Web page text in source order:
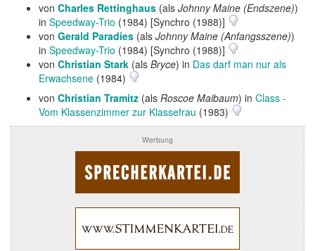
von Charles Rettinghaus (als Johnny Maine (Endszene))
in Speedway-Trio (1984) [Synchro (1988)]
von Gerald Paradies (als Johnny Maine (Anfangsszene))
in Speedway-Trio (1984) [Synchro (1988)]
von Christian Stark (als Bryce) in Das darf man nur als
Erwachsene (1984)
von Christian Tramitz (als Roscoe Maibaum) in Class -
Vom Klassenzimmer zur Klassefrau (1983)
Werbung